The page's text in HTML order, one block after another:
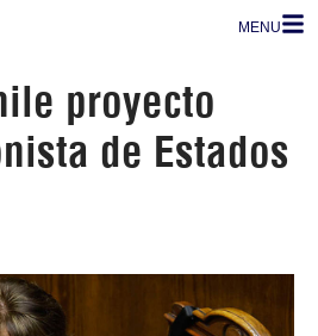
MENU
proyecto
de Estados